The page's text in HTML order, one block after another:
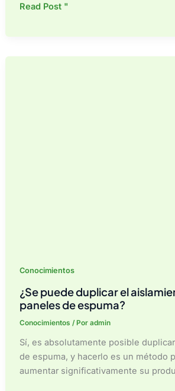
¿Cuál
Read Post "
Conocimientos
¿Se puede duplicar el
paneles de espuma?
Conocimientos / Poradmin
Sí, es absolutamente posible
de espuma, y hacerlo es un método
aumentar significativamente su